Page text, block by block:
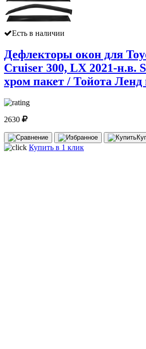
Есть в наличии
Дефлекторы окон для
Cruiser 300, LX 2021-н.в.
хром пакет / Тойота Ленд
2630
Купить в 1 клик